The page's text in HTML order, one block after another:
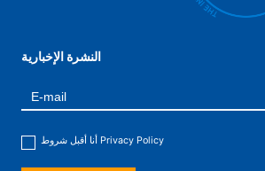
النشرة الإخبارية
Privacy Policy